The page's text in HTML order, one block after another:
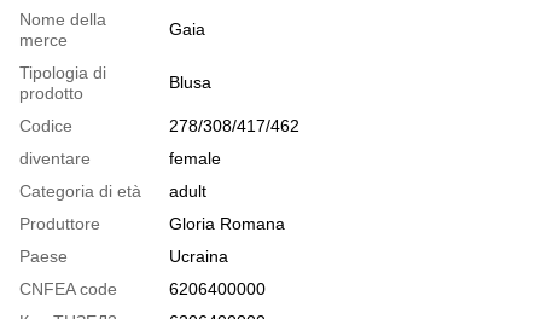
Nome della
merce
Gaia
Tipologia di
prodotto
Blusa
Codice
278/308/417/462
diventare
female
Categoria di età
adult
Produttore
Gloria Romana
Paese
Ucraina
CNFEA code
6206400000